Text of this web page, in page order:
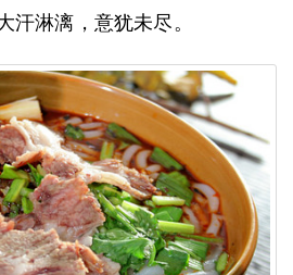
汗淋漓，意犹未尽。